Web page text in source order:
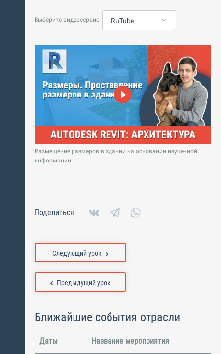
Выберите видеосервис: RuTube
Размещение размеров в здании на основании изученной
информации.
Поделиться
Предыдущий урок
Следующий урок
Ближайшие события отрасли
Даты Название мероприятия